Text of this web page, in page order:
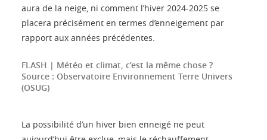
aura de la neige, ni comment l’hiver 2024-2025 se
placera précisément en termes d’enneigement par
rapport aux années précédentes.
FLASH | Météo et climat, c’est la même chose ?
Source : Observatoire Environnement Terre Univers
(OSUG)
La possibilité d’un hiver bien enneigé ne peut